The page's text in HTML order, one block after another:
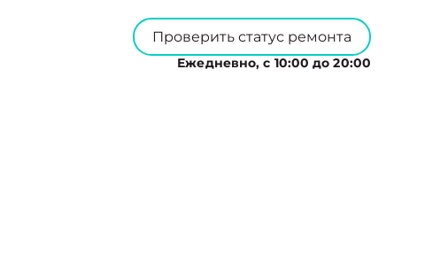
Проверить статус ремонта
Ежедневно, с 10:00 до 20:00